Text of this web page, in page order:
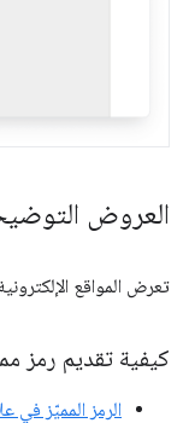
العروض
تعرض المواقع
كيفية تقديم رمز
الرمز المميّز في